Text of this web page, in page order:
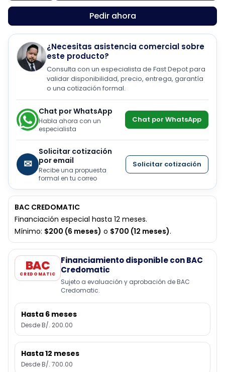
Pedir ahora
¿Necesitas asistencia comercial sobre
este producto?
Consulta con un especialista de Fast Depot para
validar disponibilidad, precio, entrega, garantía
o una cotización formal.
Chat por WhatsApp
Habla ahora con un
especialista
Chat por WhatsApp
✉
Solicitar cotización
por email
Recibe una propuesta
formal en tu correo
Solicitar cotización
BAC CREDOMATIC
Financiación especial hasta 12 meses.
Mínimo: $200 (6 meses) o $700 (12 meses).
BAC
CREDOMATIC
Financiamiento disponible con BAC
Credomatic
Sujeto a evaluación y aprobación de BAC
Credomatic.
Hasta 6 meses
Desde B/. 200.00
Hasta 12 meses
Desde B/. 700.00